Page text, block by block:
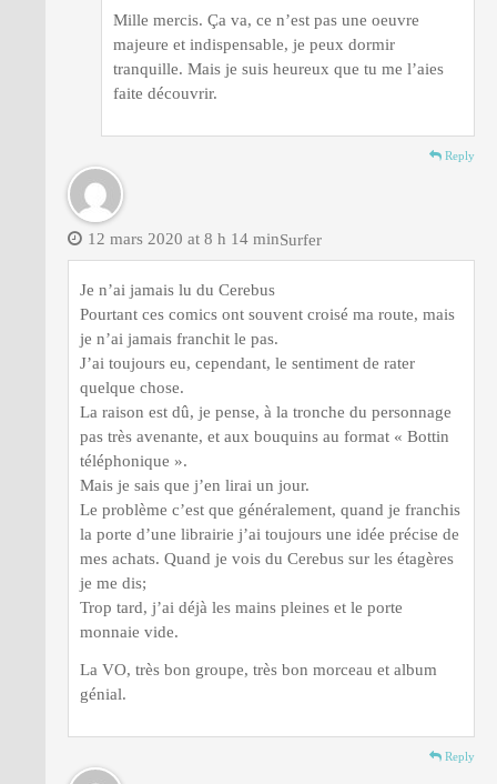
Mille mercis. Ça va, ce n’est pas une oeuvre
majeure et indispensable, je peux dormir
tranquille. Mais je suis heureux que tu me l’aies
faite découvrir.
Reply
Surfer
12 mars 2020 at 8 h 14 min
Je n’ai jamais lu du Cerebus
Pourtant ces comics ont souvent croisé ma route, mais
je n’ai jamais franchit le pas.
J’ai toujours eu, cependant, le sentiment de rater
quelque chose.
La raison est dû, je pense, à la tronche du personnage
pas très avenante, et aux bouquins au format « Bottin
téléphonique ».
Mais je sais que j’en lirai un jour.
Le problème c’est que généralement, quand je franchis
la porte d’une librairie j’ai toujours une idée précise de
mes achats. Quand je vois du Cerebus sur les étagères
je me dis;
Trop tard, j’ai déjà les mains pleines et le porte
monnaie vide.
La VO, très bon groupe, très bon morceau et album
génial.
Reply